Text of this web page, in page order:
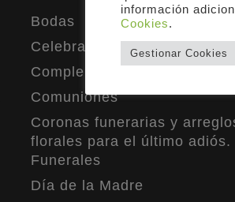
Bodas
Celebraciones Familiares
Complementos
Comuniones
Coronas funerarias y
florales para el último adiós.
Funerales
Día de la Madre
información
Cookies.
Gestionar Cookies